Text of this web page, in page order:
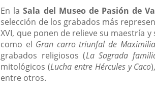
En laSala del Museo de Pasión de
selección de los grabados más
XVI, que ponen de relieve su maestría
como el Gran carro triunfal de
grabados religiosos (La Sagrada
mitológicos (Lucha entre Hércules y Caco
entre otros.